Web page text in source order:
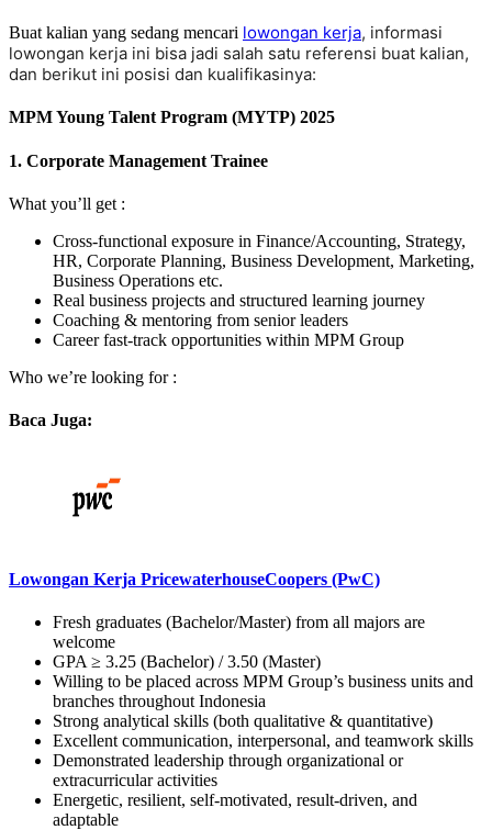
Buat kalian yang sedang mencari lowongan kerja, informasi
lowongan kerja ini bisa jadi salah satu referensi buat kalian,
dan berikut ini posisi dan kualifikasinya:
MPM Young Talent Program (MYTP) 2025
1. Corporate Management Trainee
What you’ll get :
Cross-functional exposure in Finance/Accounting, Strategy,
HR, Corporate Planning, Business Development, Marketing,
Business Operations etc.
Real business projects and structured learning journey
Coaching & mentoring from senior leaders
Career fast-track opportunities within MPM Group
Who we’re looking for :
Baca Juga:
Lowongan Kerja PricewaterhouseCoopers (PwC)
Fresh graduates (Bachelor/Master) from all majors are
welcome
GPA ≥ 3.25 (Bachelor) / 3.50 (Master)
Willing to be placed across MPM Group’s business units and
branches throughout Indonesia
Strong analytical skills (both qualitative & quantitative)
Excellent communication, interpersonal, and teamwork skills
Demonstrated leadership through organizational or
extracurricular activities
Energetic, resilient, self-motivated, result-driven, and
adaptable